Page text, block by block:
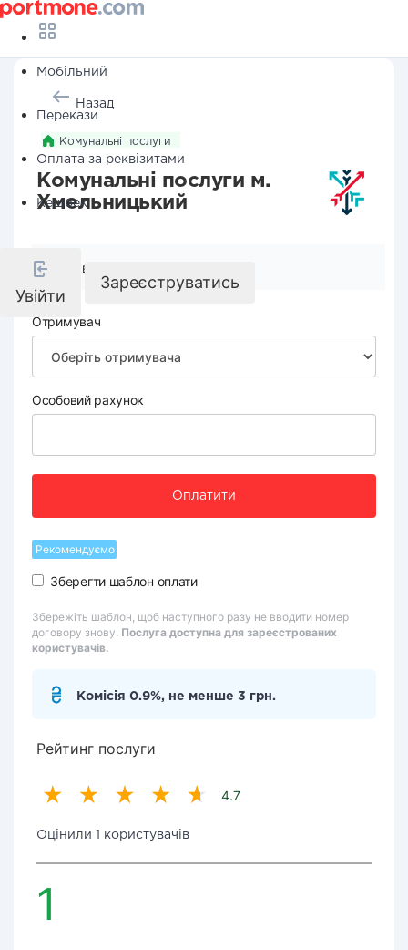
Мобільний
Перекази
Оплата за реквізитами
Кешбек
Увійти
Зареєструватись
Назад
Комунальні послуги
Комунальні послуги м.
Хмельницький
Реквізити компанії
Отримувач
Особовий рахунок
Оплатити
Рекомендуємо
Зберегти шаблон оплати
Збережіть шаблон, щоб наступного разу не вводити номер
договору знову. Послуга доступна для зареєстрованих
користувачів.
Комісія 0.9%, не менше 3 грн.
Рейтинг послуги
4.7
Оцінили 1 користувачів
1